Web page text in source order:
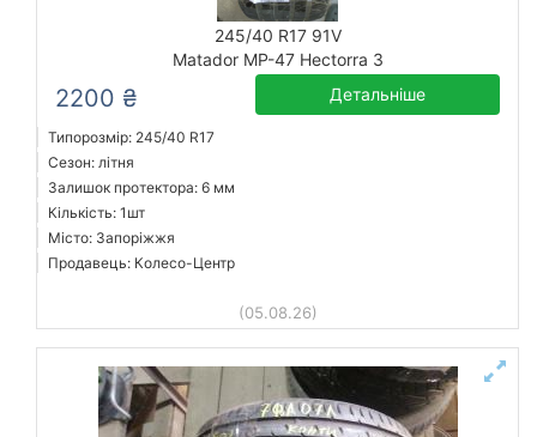
245/40 R17 91V
Matador MP-47 Hectorra 3
2200 ₴ Детальніше
Типорозмір: 245/40 R17
Сезон: літня
Залишок протектора: 6 мм
Кількість: 1шт
Місто: Запоріжжя
Продавець: Колесо-Центр
(05.08.26)